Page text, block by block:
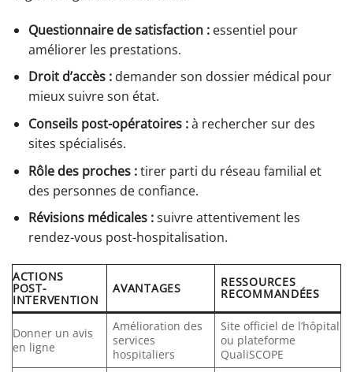
Questionnaire de satisfaction :essentiel pour
améliorer les prestations.
Droit d’accès :demander son dossier médical pour
mieux suivre son état.
Conseils post-opératoires :à rechercher sur des
sites spécialisés.
Rôle des proches :tirer parti du réseau familial et
des personnes de confiance.
Révisions médicales :suivre attentivement les
rendez-vous post-hospitalisation.
ACTIONS
POST-
INTERVENTION
AVANTAGES RESSOURCES
RECOMMANDÉES
Donner un avis
en ligne
Amélioration des
services
hospitaliers
Site officiel de l’hôpital
ou plateforme
QualiSCOPE